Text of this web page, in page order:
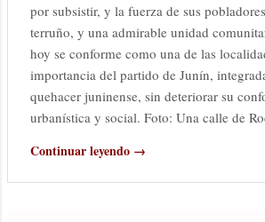
por subsistir, y la fuerza de sus
terruño, y una admirable unidad
hoy se conforme como una de las
importancia del partido de Junín,
quehacer juninense, sin deteriorar su
urbanística y social. Foto: Una calle de
Continuar leyendo →